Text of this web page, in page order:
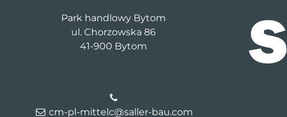
Park handlowy Bytom
ul. Chorzowska 86
41-900 Bytom
cm-pl-mittelc@saller-bau.com